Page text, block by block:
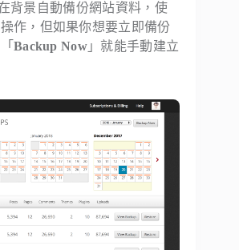
背景自動備份網站資料，使
作，但如果你想要立即備份
Backup Now 」就能手動建立